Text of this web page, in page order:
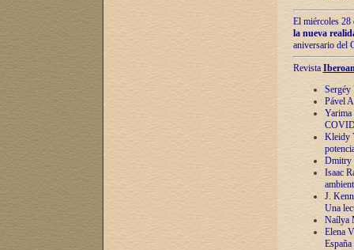
El miércoles 28
la nueva
aniversario del
Revista
Sergéy
Pável
Yarima
Kleidy
Dmitry
Isaac
J.
Una
Naílya
Elena
España